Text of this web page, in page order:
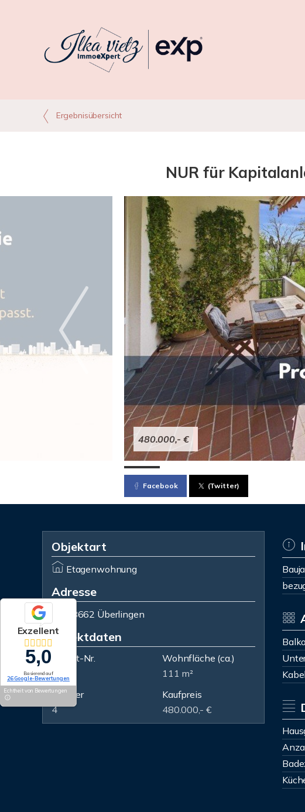
Ergebnisübersicht
NUR für
480.000,- €
Facebook (Twitter)
Objektart
Etagenwohnung
Adresse
88662 Überlingen
Objektdaten
Objekt-Nr.
3291
Wohnfläche (ca.)
111 m²
Zimmer
4
Kaufpreis
480.000,- €
Exzellent
5,0
Basierend auf
26 Google-Bewertungen
Echtheit von Bewertungen